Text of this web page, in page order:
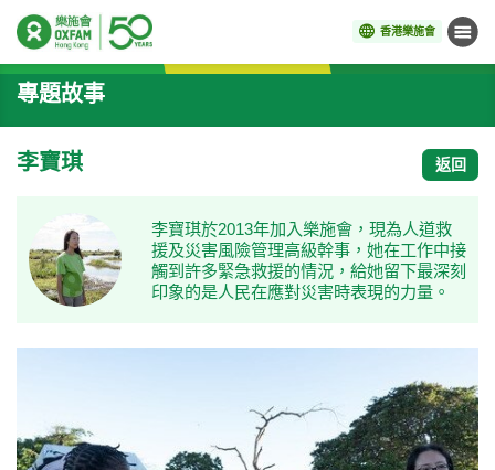
香港樂施會 目錄
開始主要內容
專題故事
李寶琪 返回
李寶琪於2013年加入樂施會，現為人道救
援及災害風險管理高級幹事，她在工作中接
觸到許多緊急救援的情況，給她留下最深刻
印象的是人民在應對災害時表現的力量。